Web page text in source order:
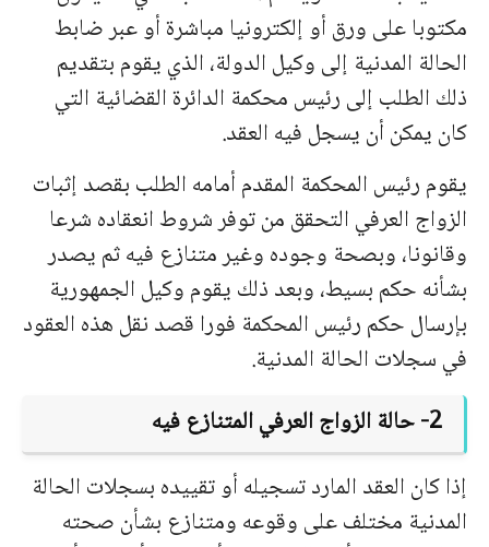
مكتوبا على ورق أو إلكترونيا مباشرة أو عبر ضابط
الحالة المدنية إلى وكيل الدولة، الذي يقوم بتقديم
ذلك الطلب إلى رئيس محكمة الدائرة القضائية التي
كان يمكن أن يسجل فيه العقد.
يقوم رئيس المحكمة المقدم أمامه الطلب بقصد إثبات
الزواج العرفي التحقق من توفر شروط انعقاده شرعا
وقانونا، وبصحة وجوده وغير متنازع فيه ثم يصدر
بشأنه حكم بسيط، وبعد ذلك يقوم وكيل الجمهورية
بإرسال حكم رئيس المحكمة فورا قصد نقل هذه العقود
في سجلات الحالة المدنية.
2- حالة الزواج العرفي المتنازع فيه
إذا كان العقد المارد تسجيله أو تقييده بسجلات الحالة
المدنية مختلف على وقوعه ومتنازع بشأن صحته